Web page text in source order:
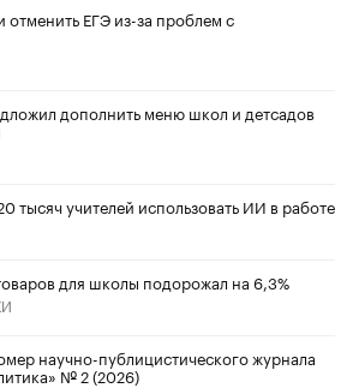
ЕГЭ из-за проблем с
дополнить меню школ и детсадов
тысяч учителей использовать ИИ в работе
для школы подорожал на 6,3%
научно-публицистического журнала
№ 2 (2026)